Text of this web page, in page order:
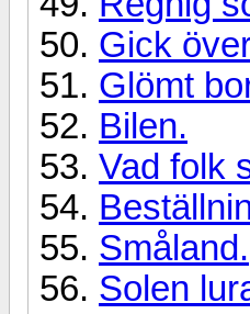
Gick
Glömt
Bilen.
Vad folk
Småland.
Solen